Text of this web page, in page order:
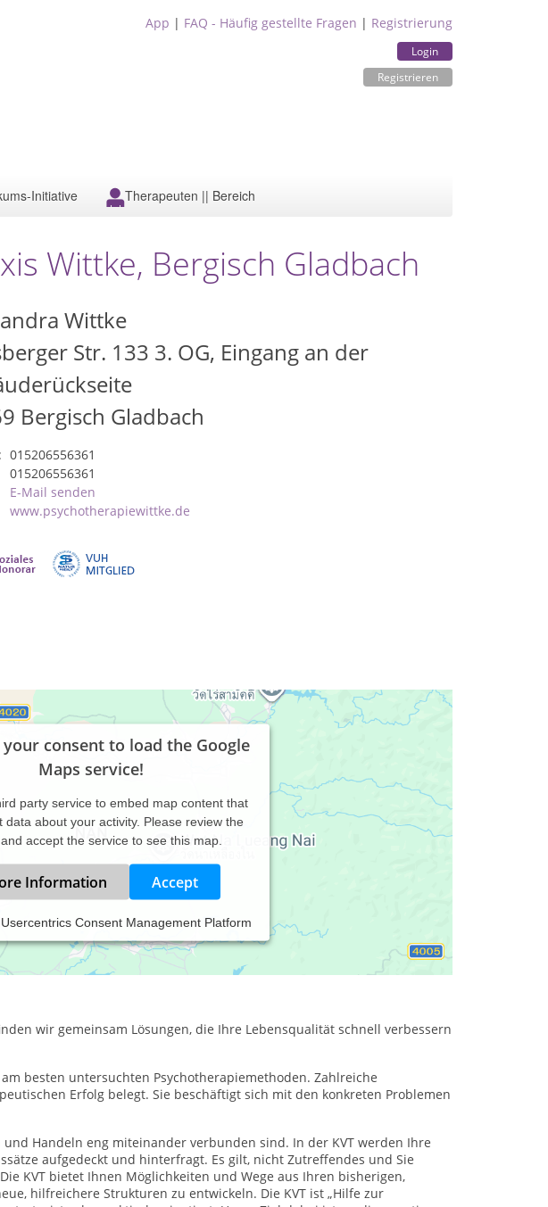
App | FAQ - Häufig gestellte Fragen | Registrierung
Login
Registrieren
Initiative Therapeuten || Bereich
Wittke, Bergisch Gladbach
Wittke
Str. 133 3. OG, Eingang an der
Bergisch Gladbach
015206556361
015206556361
E-Mail senden
www.psychotherapiewittke.de
your consent to load the Google
Maps service!
party service to embed map content that
data about your activity. Please review the
accept the service to see this map.
Information Accept
Usercentrics Consent Management Platform
(wieder) zufrieden
wir gemeinsam Lösungen, die Ihre Lebensqualität schnell verbessern
besten untersuchten Psychotherapiemethoden. Zahlreiche
Erfolg belegt. Sie beschäftigt sich mit den konkreten Problemen
und Handeln eng miteinander verbunden sind. In der KVT werden Ihre
aufgedeckt und hinterfragt. Es gilt, nicht Zutreffendes und Sie
KVT bietet Ihnen Möglichkeiten und Wege aus Ihren bisherigen,
hilfreichere Strukturen zu entwickeln. Die KVT ist „Hilfe zur